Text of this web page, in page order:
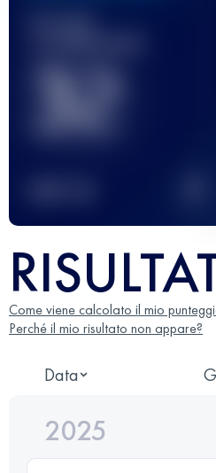
Gara(e)
32
Come viene calcolato il mio
Perché il mio risultato non appare?
Data
2025